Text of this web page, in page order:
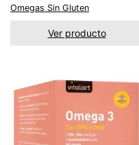
Omegas Sin Gluten
Ver producto